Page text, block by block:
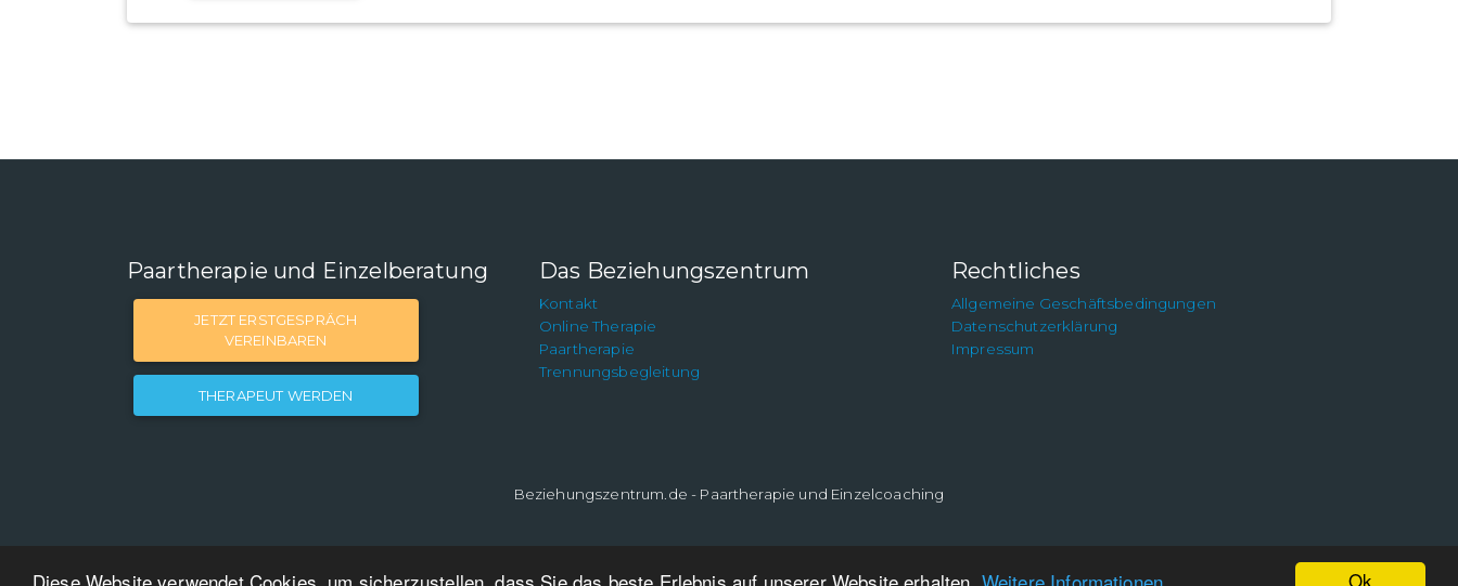
Ok
Diese Website verwendet Cookies, um sicherzustellen, dass Sie das beste Erlebnis auf unserer Website erhalten. Weitere Informationen
Paartherapie und Einzelberatung
JETZT ERSTGESPRÄCH
VEREINBAREN
THERAPEUT WERDEN
Das Beziehungszentrum
Kontakt
Online Therapie
Paartherapie
Trennungsbegleitung
Rechtliches
Allgemeine Geschäftsbedingungen
Datenschutzerklärung
Impressum
Beziehungszentrum.de - Paartherapie und Einzelcoaching